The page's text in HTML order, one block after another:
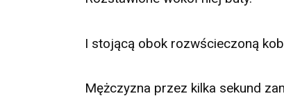
I stojącą obok rozwścieczoną
Mężczyzna przez kilka sekund